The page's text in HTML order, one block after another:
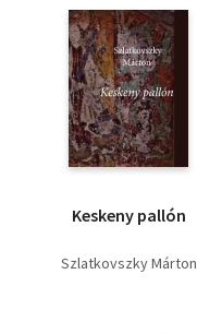
Keskeny pallón
Szlatkovszky Márton